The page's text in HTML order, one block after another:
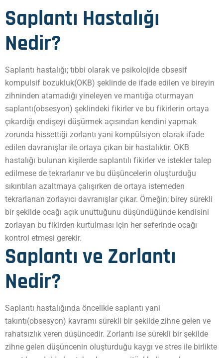
Saplantı Hastalığı
Nedir?
Saplantı hastalığı; tıbbi olarak ve psikolojide obsesif
kompulsif bozukluk(OKB) şeklinde de ifade edilen ve bireyin
zihninden atamadığı yineleyen ve mantığa oturmayan
saplantı(obsesyon) şeklindeki fikirler ve bu fikirlerin ortaya
çıkardığı endişeyi düşürmek açısından kendini yapmak
zorunda hissettiği zorlantı yani kompülsiyon olarak ifade
edilen davranışlar ile ortaya çıkan bir hastalıktır. OKB
hastalığı bulunan kişilerde saplantılı fikirler ve istekler talep
edilmese de tekrarlanır ve bu düşüncelerin oluşturduğu
sıkıntıları azaltmaya çalışırken de ortaya istemeden
tekrarlanan zorlayıcı davranışlar çıkar. Örneğin; birey sürekli
bir şekilde ocağı açık unuttuğunu düşündüğünde kendisini
zorlayan bu fikirden kurtulması için her seferinde ocağı
kontrol etmesi gerekir.
Saplantı ve Zorlantı
Nedir?
Saplantı hastalığında öncelikle saplantı yani
takıntı(obsesyon) kavramı sürekli bir şekilde zihne gelen ve
rahatsızlık veren düşüncedir. Zorlantı ise sürekli bir şekilde
zihne gelen düşüncenin oluşturduğu kaygı ve stres ile birlikte